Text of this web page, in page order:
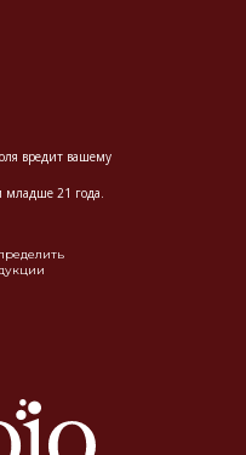
вредит вашему
21 года.